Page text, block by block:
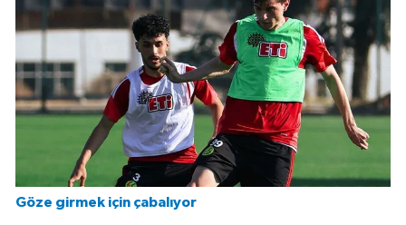
Göze girmek için çabalıyor